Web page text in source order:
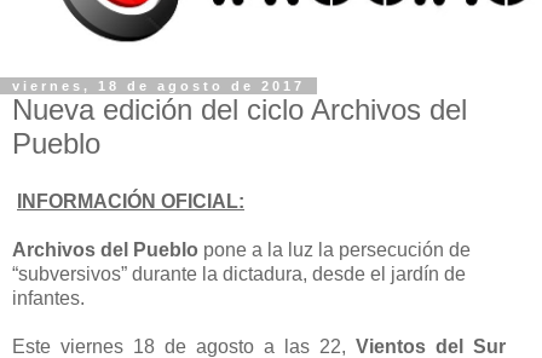
viernes, 18 de agosto de 2017
Nueva edición del ciclo Archivos del
Pueblo
INFORMACIÓN OFICIAL:
Archivos del Pueblo pone a la luz la persecución de
“subversivos” durante la dictadura, desde el jardín de
infantes.
Este viernes 18 de agosto a las 22, Vientos del Sur